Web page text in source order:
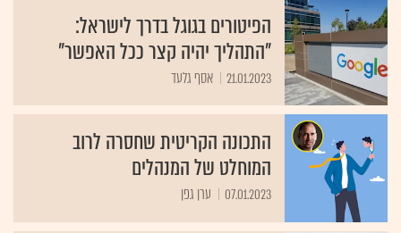
הפיטורים בגוגל בדרך לישראל:
"התהליך יהיה קצר ככל האפשר"
21.01.2023 אסף גלעד
התכונה הקריטית שחסרה לרוב
המוחלט של המנהלים
07.01.2023 ערן גפן